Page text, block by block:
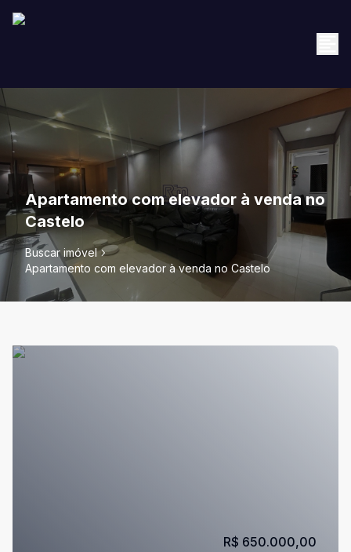
Apartamento com elevador à venda no
Castelo
Buscar imóvel
Apartamento com elevador à venda no Castelo
R$ 650.000,00